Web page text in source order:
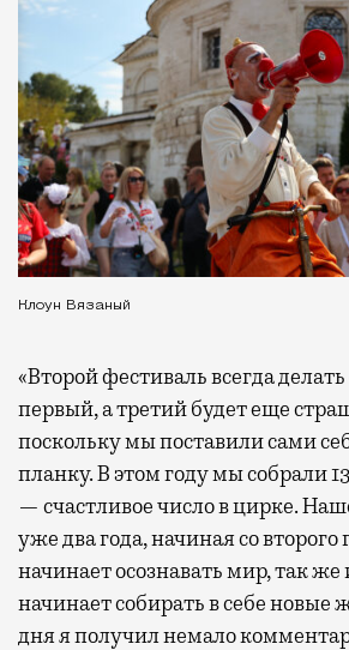
Клоун Вязаный
«Второй фестиваль всегда
первый, а третий будет еще
поскольку мы поставили сами
планку. В этом году мы собрали
— счастливое число в цирке.
уже два года, начиная со второго
начинает осознавать мир, так же
начинает собирать в себе новые
дня я получил немало